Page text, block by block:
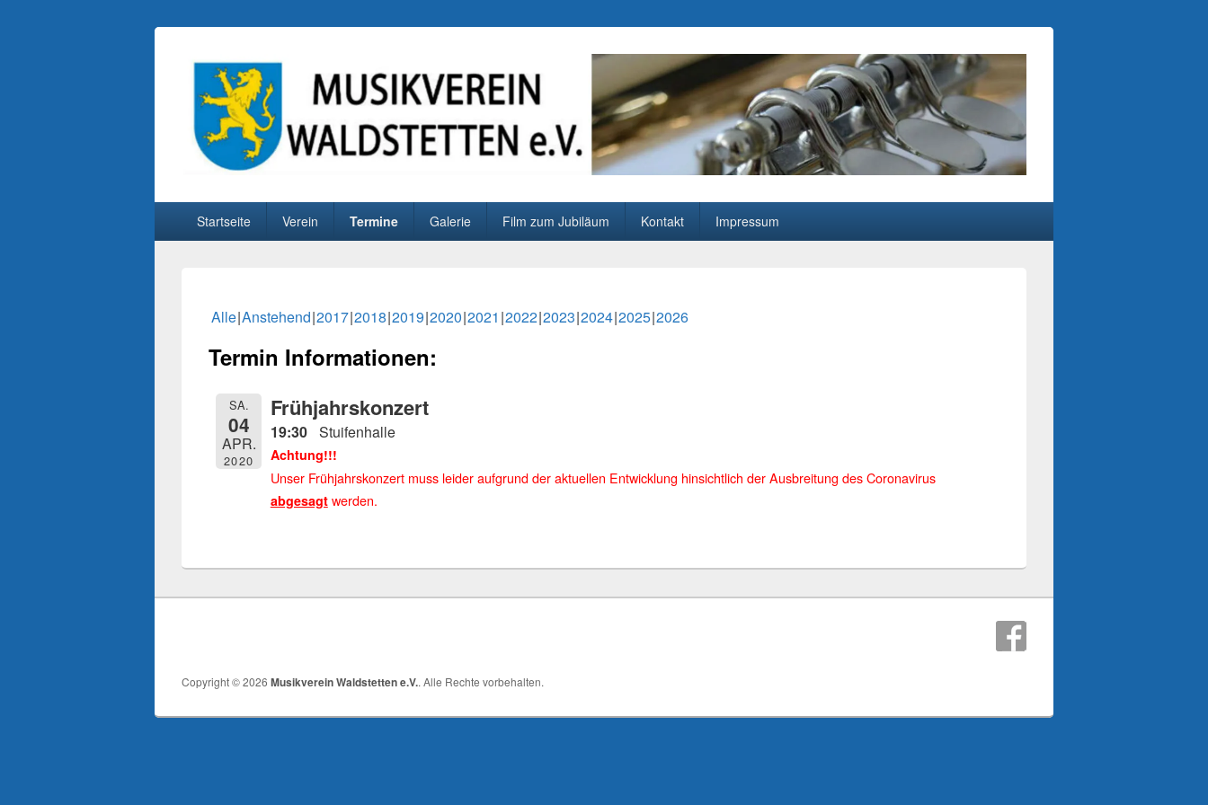
Musikverein Waldstetten e.V.
Startseite Verein Termine Galerie Film zum Jubiläum Kontakt Impressum
Alle Anstehend 2017 2018 2019 2020 2021 2022 2023 2024 2025 2026
Termin Informationen:
SA.
04
APR.
2020
Frühjahrskonzert
19:30 Stuifenhalle
Achtung!!!
Unser Frühjahrskonzert muss leider aufgrund der aktuellen Entwicklung hinsichtlich der Ausbreitung des Coronavirus
abgesagtwerden.
Copyright © 2026 Musikverein Waldstetten e.V.. Alle Rechte vorbehalten.